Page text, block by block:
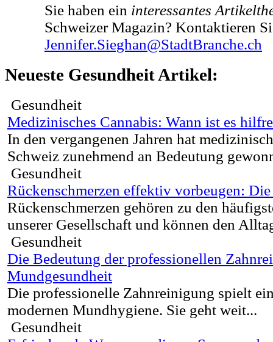
Sie haben ein interessantes
Schweizer Magazin? Kontaktieren
Jennifer.Sieghan@StadtBranche.ch
Neueste Gesundheit Artikel:
Gesundheit
Medizinisches Cannabis: Wann ist es
In den vergangenen Jahren hat
Schweiz zunehmend an Bedeutung
Gesundheit
Rückenschmerzen effektiv vorbeugen:
Rückenschmerzen gehören zu den
unserer Gesellschaft und können den
Gesundheit
Die Bedeutung der professionellen
Mundgesundheit
Die professionelle Zahnreinigung spielt
modernen Mundhygiene. Sie geht weit...
Gesundheit